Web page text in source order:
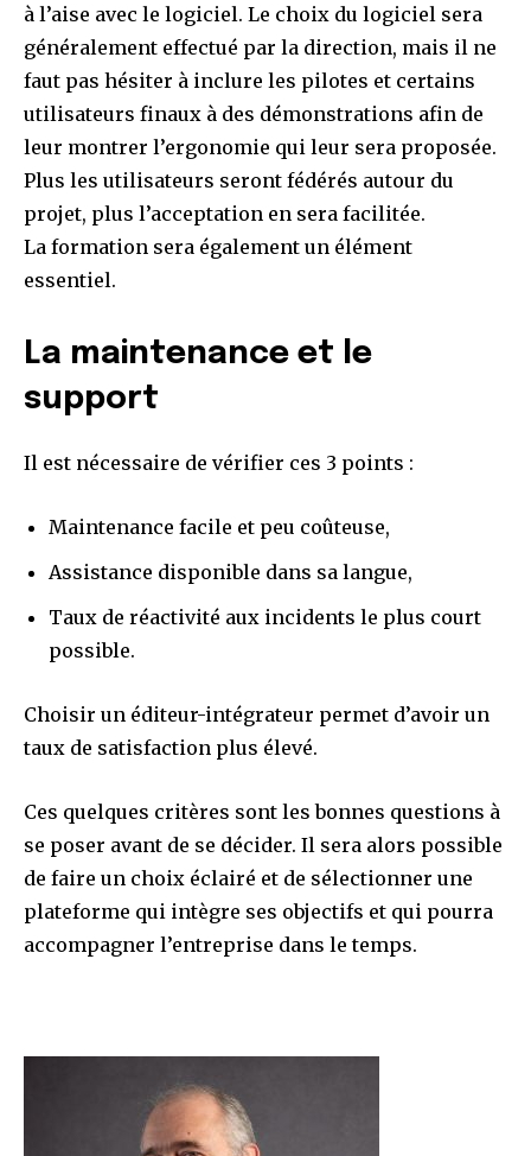
à l’aise avec le logiciel. Le choix du logiciel sera
généralement effectué par la direction, mais il ne
faut pas hésiter à inclure les pilotes et certains
utilisateurs finaux à des démonstrations afin de
leur montrer l’ergonomie qui leur sera proposée.
Plus les utilisateurs seront fédérés autour du
projet, plus l’acceptation en sera facilitée.
La formation sera également un élément
essentiel.
La maintenance et le
support
Il est nécessaire de vérifier ces 3 points :
Maintenance facile et peu coûteuse,
Assistance disponible dans sa langue,
Taux de réactivité aux incidents le plus court
possible.
Choisir un éditeur-intégrateur permet d’avoir un
taux de satisfaction plus élevé.
Ces quelques critères sont les bonnes questions à
se poser avant de se décider. Il sera alors possible
de faire un choix éclairé et de sélectionner une
plateforme qui intègre ses objectifs et qui pourra
accompagner l’entreprise dans le temps.